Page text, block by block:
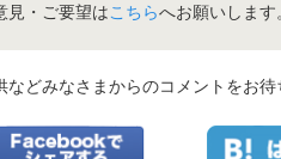
見・ご要望はこちらへお願いします
どみなさまからのコメントをお待